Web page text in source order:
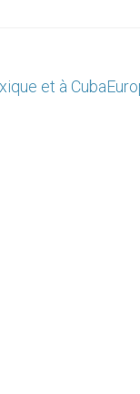
et à Cuba